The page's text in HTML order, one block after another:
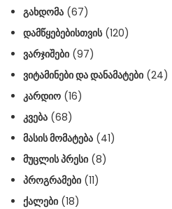
ᲒᲐᲮᲓᲝᲛᲐ (67)
ᲓᲐᲛᲬᲧᲔᲑᲔᲑᲘᲡᲗᲕᲘᲡ(120)
ᲕᲐᲠᲯᲘᲨᲔᲑᲘ (97)
ᲕᲘᲢᲐᲛᲘᲜᲔᲑᲘ ᲓᲐ ᲓᲐᲜᲐᲛᲐᲢᲔᲑᲘ (24)
ᲙᲐᲠᲓᲘᲝ (16)
ᲙᲕᲔᲑᲐ (68)
ᲛᲐᲡᲘᲡ ᲛᲝᲛᲐᲢᲔᲑᲐ (41)
ᲛᲣᲪᲚᲘᲡ ᲞᲠᲔᲡᲘ (8)
ᲞᲠᲝᲒᲠᲐᲛᲔᲑᲘ (11)
ᲥᲐᲚᲔᲑᲘ (18)